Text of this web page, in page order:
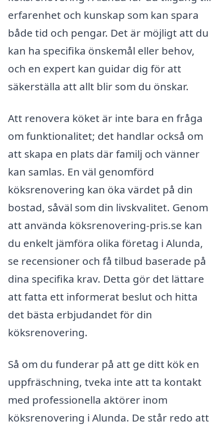
erfarenhet och kunskap som kan spara
både tid och pengar. Det är möjligt att du
kan ha specifika önskemål eller behov,
och en expert kan guidar dig för att
säkerställa att allt blir som du önskar.
Att renovera köket är inte bara en fråga
om funktionalitet; det handlar också om
att skapa en plats där familj och vänner
kan samlas. En väl genomförd
köksrenovering kan öka värdet på din
bostad, såväl som din livskvalitet. Genom
att använda köksrenovering-pris.se kan
du enkelt jämföra olika företag i Alunda,
se recensioner och få tilbud baserade på
dina specifika krav. Detta gör det lättare
att fatta ett informerat beslut och hitta
det bästa erbjudandet för din
köksrenovering.
Så om du funderar på att ge ditt kök en
uppfräschning, tveka inte att ta kontakt
med professionella aktörer inom
köksrenovering i Alunda. De står redo att